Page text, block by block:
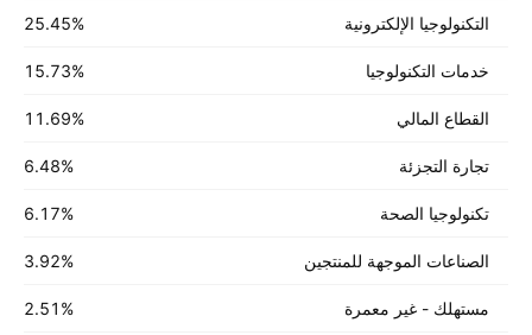
التكنولوجيا الإلكترونية ‪25.45‬%
خدمات التكنولوجيا ‪15.73‬%
القطاع المالي ‪11.69‬%
تجارة التجزئة ‪6.48‬%
تكنولوجيا الصحة ‪6.17‬%
الصناعات الموجهة للمنتجين ‪3.92‬%
مستهلك - غير معمرة ‪2.51‬ %